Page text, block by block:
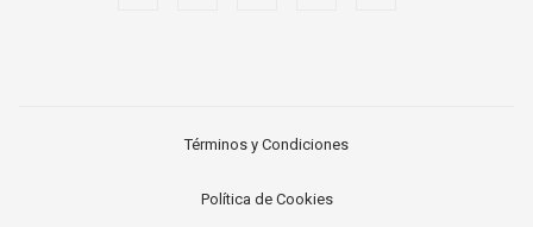
Términos y Condiciones
Política de Cookies